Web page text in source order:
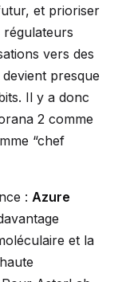
et prioriser
régulateurs
vers des
presque
Il y a donc
2 comme
“chef
: Azure
et la